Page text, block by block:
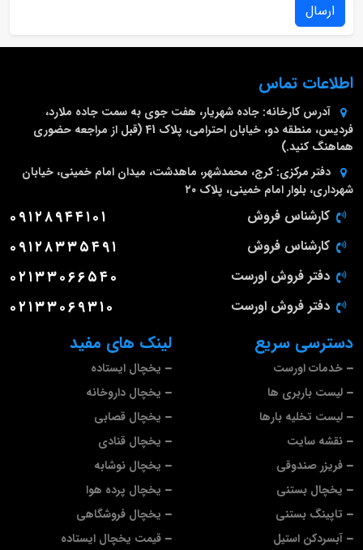
ارسال
لینک های مفید
یخچال ایستاده
یخچال داروخانه
یخچال قصابی
یخچال قنادی
یخچال نوشابه
یخچال پرده هوا
یخچال فروشگاهی
قیمت یخچال ایستاده
دسترسی سریع
خدمات اورست
لیست باربری ها
لیست تخلیه بارها
نقشه سایت
فریزر صندوقی
یخچال بستنی
تاپینگ بستنی
آبسردکن استیل
اطلاعات تماس
آدرس کارخانه: جاده شهریار، هفت جوی به سمت جاده ملارد،
فردیس، منطقه دو، خیابان احترامی، پلاک 41 (قبل از مراجعه حضوری
هماهنگ کنید.)
دفتر مرکزی: کرج، محمدشهر، ماهدشت، میدان امام خمینی، خیابان
شهرداری، بلوار امام خمینی، پلاک ۲۰
کارشناس فروش ۰۹۱۲۸۹۴۴۱۰۱
کارشناس فروش ۰۹۱۲۸۳۳۵۴۹۱
دفتر فروش اورست ۰۲۱۳۳۰۶۶۵۴۰
دفتر فروش اورست ۰۲۱۳۳۰۶۹۳۱۰